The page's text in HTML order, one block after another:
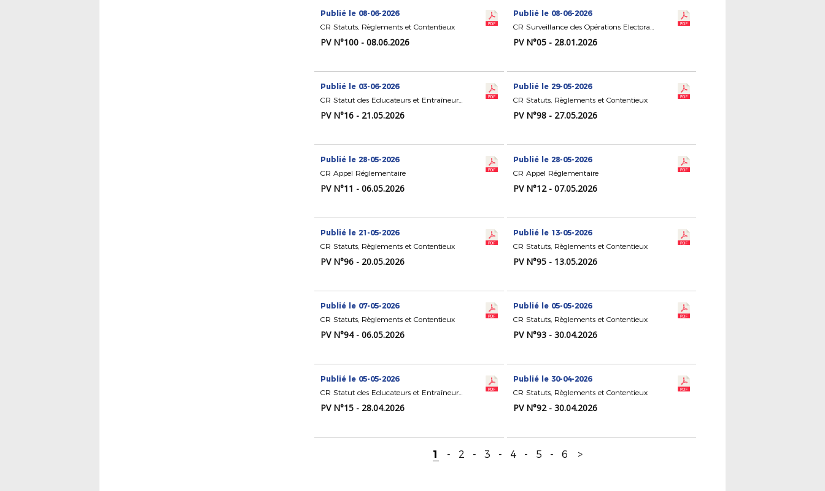
Publié le 08-06-2026
CR Statuts, Règlements et Contentieux
PV N°100 - 08.06.2026
Publié le 08-06-2026
CR Surveillance des Opérations Electorales
PV N°05 - 28.01.2026
Publié le 03-06-2026
CR Statut des Educateurs et Entraîneurs de Football
PV N°16 - 21.05.2026
Publié le 29-05-2026
CR Statuts, Règlements et Contentieux
PV N°98 - 27.05.2026
Publié le 28-05-2026
CR Appel Réglementaire
PV N°11 - 06.05.2026
Publié le 28-05-2026
CR Appel Réglementaire
PV N°12 - 07.05.2026
Publié le 21-05-2026
CR Statuts, Règlements et Contentieux
PV N°96 - 20.05.2026
Publié le 13-05-2026
CR Statuts, Règlements et Contentieux
PV N°95 - 13.05.2026
Publié le 07-05-2026
CR Statuts, Règlements et Contentieux
PV N°94 - 06.05.2026
Publié le 05-05-2026
CR Statuts, Règlements et Contentieux
PV N°93 - 30.04.2026
Publié le 05-05-2026
CR Statut des Educateurs et Entraîneurs de Football
PV N°15 - 28.04.2026
Publié le 30-04-2026
CR Statuts, Règlements et Contentieux
PV N°92 - 30.04.2026
1 - 2 - 3 - 4 - 5 - 6 >